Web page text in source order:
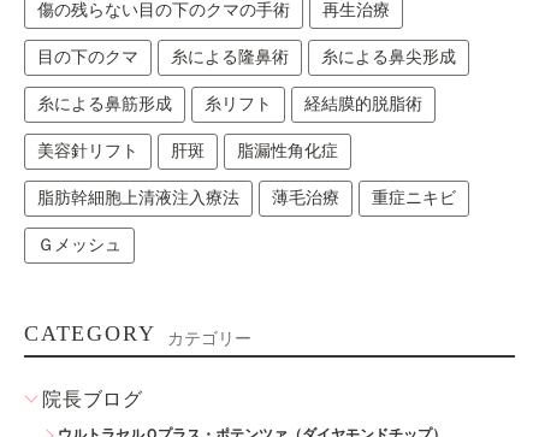
傷の残らない目の下のクマの手術 再生治療
目の下のクマ 糸による隆鼻術 糸による鼻尖形成
糸による鼻筋形成 糸リフト 経結膜的脱脂術
美容針リフト 肝斑 脂漏性角化症
脂肪幹細胞上清液注入療法 薄毛治療 重症ニキビ
Ｇメッシュ
CATEGORY カテゴリー
院長ブログ